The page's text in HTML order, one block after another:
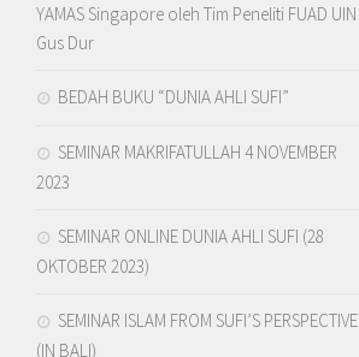
YAMAS Singapore oleh Tim Peneliti FUAD UIN
Gus Dur
BEDAH BUKU “DUNIA AHLI SUFI”
SEMINAR MAKRIFATULLAH 4 NOVEMBER
2023
SEMINAR ONLINE DUNIA AHLI SUFI (28
OKTOBER 2023)
SEMINAR ISLAM FROM SUFI’S PERSPECTIVE
(IN BALI)